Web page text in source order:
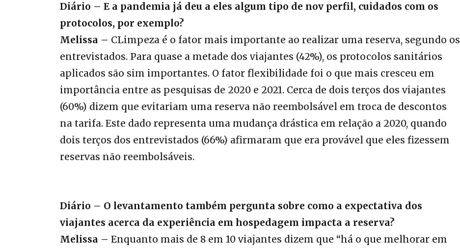
Diário – E a pandemia já deu a eles algum tipo de nov perfil, cuidados com os
protocolos, por exemplo?
Melissa – CLimpeza é o fator mais importante ao realizar uma reserva, segundo os
entrevistados. Para quase a metade dos viajantes (42%), os protocolos sanitários
aplicados são sim importantes. O fator flexibilidade foi o que mais cresceu em
importância entre as pesquisas de 2020 e 2021. Cerca de dois terços dos viajantes
(60%) dizem que evitariam uma reserva não reembolsável em troca de descontos
na tarifa. Este dado representa uma mudança drástica em relação a 2020, quando
dois terços dos entrevistados (66%) afirmaram que era provável que eles fizessem
reservas não reembolsáveis.
Diário – O levantamento também pergunta sobre como a expectativa dos
viajantes acerca da experiência em hospedagem impacta a reserva?
Melissa – Enquanto mais de 8 em 10 viajantes dizem que “há o que melhorar em